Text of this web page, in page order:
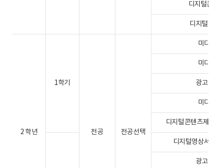
디지털콘
디지털콘
2 학년
1학기
전공 전공선택
미디어
미디어
광고홍
미디어
디지털콘텐츠제작
디지털영상서비
광고홍